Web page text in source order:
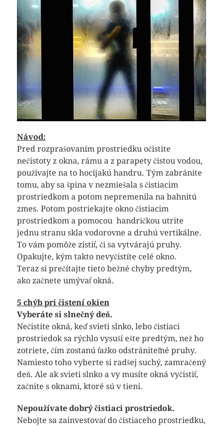
Návod:
Pred rozprašovaním prostriedku očistite
nečistoty z okna, rámu a z parapety čistou vodou,
používajte na to hocijakú handru. Tým zabránite
tomu, aby sa špina v nezmiešala s čistiacim
prostriedkom a potom nepremenila na bahnitú
zmes. Potom postriekajte okno čistiacim
prostriedkom a pomocou handričkou utrite
jednu stranu skla vodorovne a druhú vertikálne.
To vám pomôže zistiť, či sa vytvárajú pruhy.
Opakujte, kým takto nevyčistíte celé okno.
Teraz si prečítajte tieto bežné chyby predtým,
ako začnete umývať okná.
5 chýb pri čistení okien
Vyberáte si slnečný deň.
Nečistite okná, keď svieti slnko, lebo čistiaci
prostriedok sa rýchlo vysuší ešte predtým, než ho
zotriete, čím zostanú ťažko odstrániteľné pruhy.
Namiesto toho vyberte si radšej suchý, zamračený
deň. Ale ak svieti slnko a vy musíte okná vyčistiť,
začnite s oknami, ktoré sú v tieni.
Nepoužívate dobrý čistiaci prostriedok.
Nebojte sa zainvestovať do čistiaceho prostriedku,